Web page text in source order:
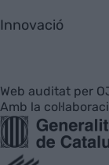
Innovació
Web auditat per
Amb la